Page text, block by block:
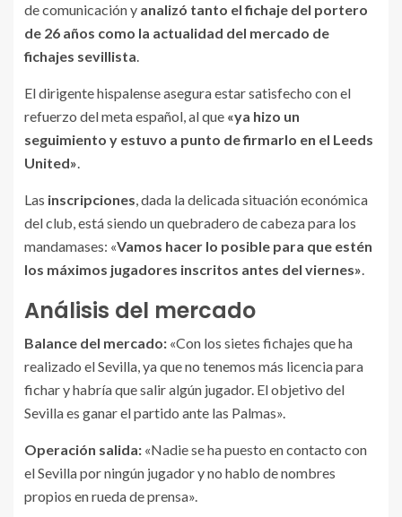
de comunicación y analizó tanto el fichaje del portero
de 26 años como la actualidad del mercado de
fichajes sevillista.
El dirigente hispalense asegura estar satisfecho con el
refuerzo del meta español, al que «ya hizo un
seguimiento y estuvo a punto de firmarlo en el Leeds
United».
Las inscripciones, dada la delicada situación económica
del club, está siendo un quebradero de cabeza para los
mandamases: «Vamos hacer lo posible para que estén
los máximos jugadores inscritos antes del viernes».
Análisis del mercado
Balance del mercado: «Con los sietes fichajes que ha
realizado el Sevilla, ya que no tenemos más licencia para
fichar y habría que salir algún jugador. El objetivo del
Sevilla es ganar el partido ante las Palmas».
Operación salida: «Nadie se ha puesto en contacto con
el Sevilla por ningún jugador y no hablo de nombres
propios en rueda de prensa».